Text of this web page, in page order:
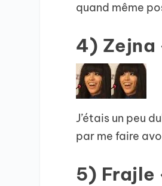
quand même
4) Zejna
J’étais un peu
par me faire
5) Frajle